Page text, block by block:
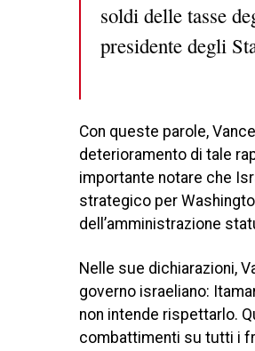
soldi delle tasse
presidente degli
Con queste parole,
deterioramento di tale
importante notare che
strategico per
dell’amministrazione
Nelle sue dichiarazioni,
governo israeliano:
non intende rispettarlo.
combattimenti su tutti i